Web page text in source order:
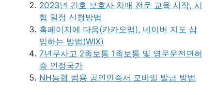
2023년 간호 보호사 치매 전문 교육 시작, 시
험 일정 신청방법
홈페이지에 다음(카카오맵), 네이버 지도 삽
입하는 방법(WIX)
7년무사고 2종보통 1종보통 및 영문운전면허
증 인정국가
NH농협 범용 공인인증서 모바일 발급 방법